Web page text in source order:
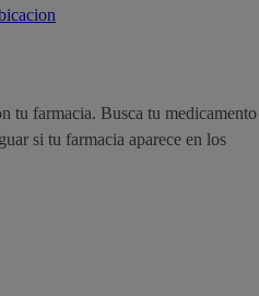
tu farmacia. Busca tu medicamento
si tu farmacia aparece en los